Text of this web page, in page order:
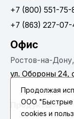
+7 (800) 551-75-
+7 (863) 227-
Офис
Ростов-на-
ул. Обороны 24,
Продукты
Продолжая
ООО "Быстрые
cookies и